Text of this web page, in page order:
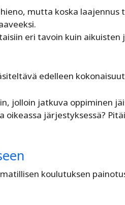
mutta koska
eri tavoin kuin aikuisten
edelleen
jolloin jatkuva oppiminen
järjestyksessä?
koulutuksen